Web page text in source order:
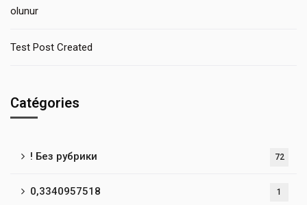
olunur
Test Post Created
Catégories
! Без рубрики 72
0,3340957518 1